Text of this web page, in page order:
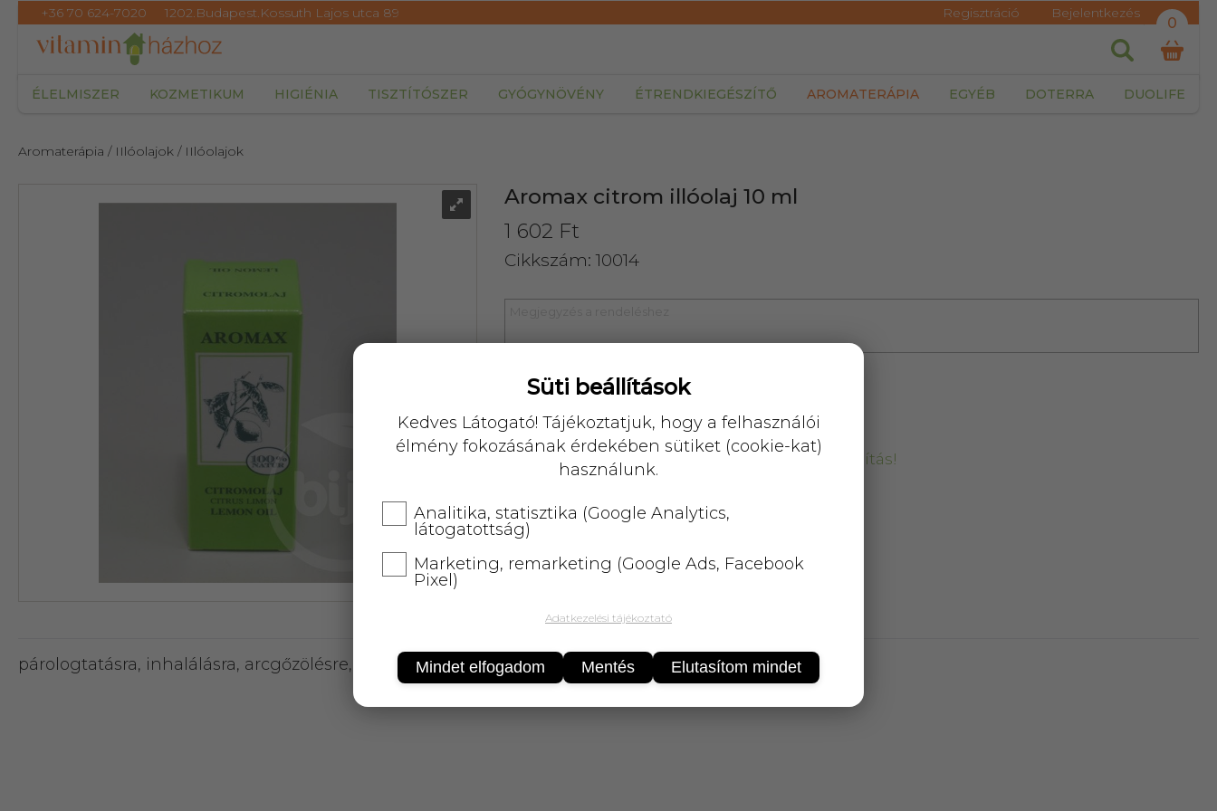
+36 70 624-7020 1202.Budapest.Kossuth Lajos utca 89 Regisztráció Bejelentkezés
0
ÉLELMISZER KOZMETIKUM HIGIÉNIA TISZTÍTÓSZER GYÓGYNÖVÉNY ÉTRENDKIEGÉSZÍTŐ AROMATERÁPIA EGYÉB DOTERRA DUOLIFE
Aromaterápia / IIlóolajok / IIlóolajok
Aromax citrom illóolaj 10 ml
1 602 Ft
Cikkszám: 10014
25 000 Ft felett 5 kg-ig ingyenes kiszállítás!
párologtatásra, inhalálásra, arcgőzölésre, szájvíz készítésére, bőrápoló olaj készítéséhez
Süti beállítások
Kedves Látogató! Tájékoztatjuk, hogy a felhasználói
élmény fokozásának érdekében sütiket (cookie-kat)
használunk.
Analitika, statisztika (Google Analytics,
látogatottság)
Marketing, remarketing (Google Ads, Facebook
Pixel)
Adatkezelési tájékoztató
Mindet elfogadom Mentés Elutasítom mindet